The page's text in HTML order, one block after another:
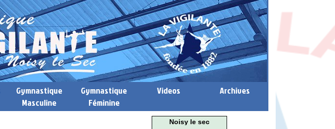
Gymnastique
Masculine
Gymnastique
Féminine
Videos Archives
Noisy le sec